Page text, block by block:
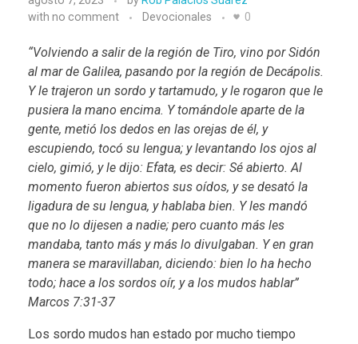
o
s
g
r
u
p
o
s
s
o
with no comment Devocionales 0
“Volviendo a salir de la región de Tiro, vino por Sidón
al mar de Galilea, pasando por la región de Decápolis.
Y le trajeron un sordo y tartamudo, y le rogaron que le
pusiera la mano encima. Y tomándole aparte de la
gente, metió los dedos en las orejas de él, y
escupiendo, tocó su lengua; y levantando los ojos al
cielo, gimió, y le dijo: Efata, es decir: Sé abierto. Al
momento fueron abiertos sus oídos, y se desató la
ligadura de su lengua, y hablaba bien. Y les mandó
que no lo dijesen a nadie; pero cuanto más les
mandaba, tanto más y más lo divulgaban. Y en gran
manera se maravillaban, diciendo: bien lo ha hecho
todo; hace a los sordos oír, y a los mudos hablar”
Marcos 7:31-37
Los sordo mudos han estado por mucho tiempo